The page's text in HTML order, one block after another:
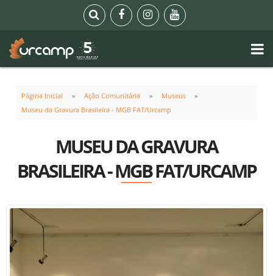
Página Inicial Ação Comunitária
Museus
Museu da Gravura Brasileira - MGB FAT/Urcamp
MUSEU DA GRAVURA
BRASILEIRA - MGB FAT/URCAMP